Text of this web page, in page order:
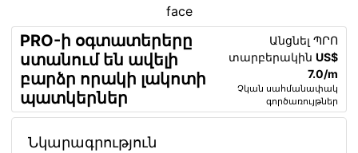
PRO-ի օգտատերերը
ստանում են ավելի
բարձր որակի լակոտի
պատկերներ
Անցնել ՊՐՈ
տարբերակին US$
7.0/m
Չկան սահմանափակ
գործառույթներ
Նկարագրություն